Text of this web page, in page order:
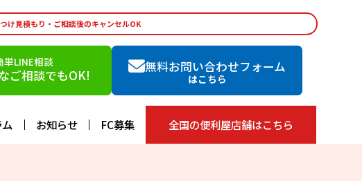
け見積もり・ご相談後のキャンセルOK
単LINE相談
ご相談でもOK!
無料お問い合わせフォーム
はこちら
お知らせ FC募集 全国の便利屋店舗はこちら